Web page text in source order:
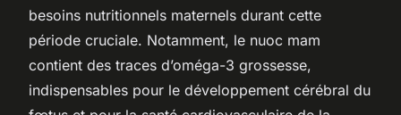
besoins nutritionnels maternels durant cette
période cruciale. Notamment, le nuoc mam
contient des traces d’oméga-3 grossesse,
indispensables pour le développement cérébral du